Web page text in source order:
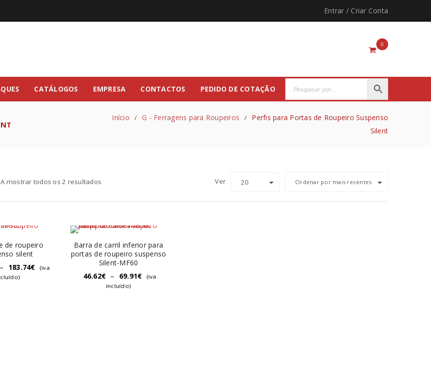
Entrar / Criar Conta
0
CATÁLOGOS EMPRESA CONTACTOS PEDIDO DE COTAÇÃO
Início / G - Ferragens para Roupeiros /
Perfis para Portas de Roupeiro Suspenso
Silent
A mostrar todos os 2 resultados Ordenar por mais recentes
Ver 20
de roupeiro
silent
– 183.74€
(iva
Barra de carril inferior para
portas de roupeiro suspenso
Silent-MF60
46.62€ – 69.91€
(iva
incluído)